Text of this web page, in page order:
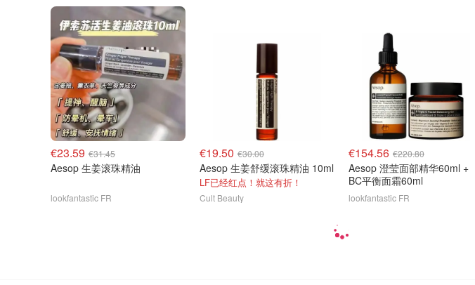
€23.59 €31.45
Aesop 生姜滚珠精油
lookfantastic FR
€19.50 €30.00
Aesop 生姜舒缓滚珠精油 10ml
LF已经红点！就这有折！
Cult Beauty
€154.56 €220.80
Aesop 澄莹面部精华60ml +
BC平衡面霜60ml
lookfantastic FR